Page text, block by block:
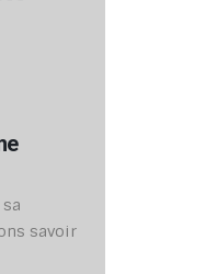
savoir